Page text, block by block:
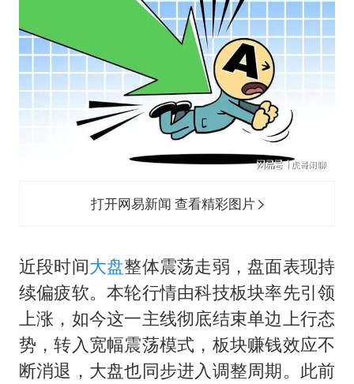
打开网易新闻 查看精彩图片
近段时间大盘整体震荡走弱，盘面表现持
续偏疲软。本轮行情由科技板块率先引领
上涨，如今这一主线彻底结束单边上行态
势，转入宽幅震荡模式，板块赚钱效应不
断消退，大盘也同步进入调整周期。此前